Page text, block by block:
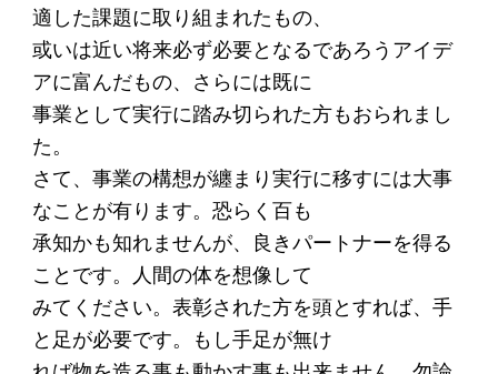
給付型奨学金とは
ソーシャルビジネス支援
事業方針
募集要項
ソーシャルビジネスとは
丸和育志会の考える
ソーシャルビジネス
受賞者一覧
適した課題に取り組まれたもの、
或いは近い将来必ず必要となるであろうアイデ
アに富んだもの、さらには既に
事業として実行に踏み切られた方もおられまし
た。
さて、事業の構想が纏まり実行に移すには大事
なことが有ります。恐らく百も
承知かも知れませんが、良きパートナーを得る
ことです。人間の体を想像して
みてください。表彰された方を頭とすれば、手
と足が必要です。もし手足が無け